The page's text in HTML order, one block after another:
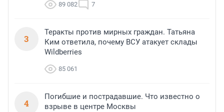
89 082 7
3
Теракты против мирных граждан. Татьяна
Ким ответила, почему ВСУ атакует склады
Wildberries
85 061
4
Погибшие и пострадавшие. Что известно о
взрыве в центре Москвы